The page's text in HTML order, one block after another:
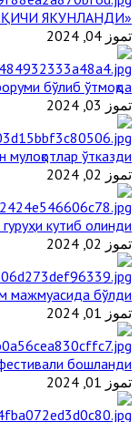
«ЙИЛ ИМОМИ – 2024» КЎРИК ТАНЛОВИНИНГ БУХОРО ВИЛОЯТИ БОСҚИЧИ ЯКУНЛАНДИ
تموز 04, 2024
бўлиб ўтмоқда
تموز 03, 2024
ўтказди
تموز 02, 2024
кутиб олинди
تموز 02, 2024
мажмуасида бўлди
تموز 01, 2024
бошланди
تموز 01, 2024